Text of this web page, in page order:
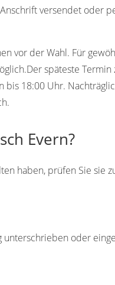
versendet oder
vor der Wahl. Für
späteste
18:00 Uhr.
Evern?
haben, prüfen Sie sie
unterschrieben oder